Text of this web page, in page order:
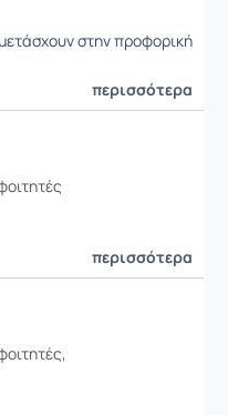
στην προφορική
περισσότερα
περισσότερα